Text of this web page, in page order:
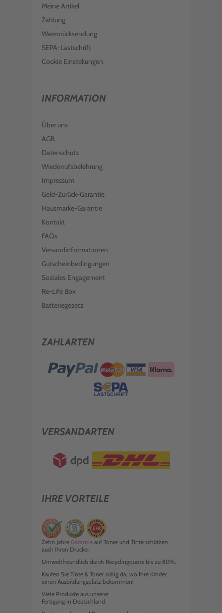
Meine Artikel
Zahlung
Warenrücksendung
SEPA-Lastschrift
Cookie Einstellungen
INFORMATION
Über uns
AGB
Datenschutz
Wiederrufsbelehrung
Impressum
Geld-Zurück-Garantie
Hausmarke-Garantie
Kontakt
FAQs
Versandinformationen
Gutscheinbedingungen
Soziales Engagement
Re-Life Box
Batteriegesetz
ZAHLARTEN
VERSANDARTEN
IHRE VORTEILE
Zehn Jahre Garantie auf Toner und Tinte schützen
auch Ihren Drucker.
Umweltfreundlich durch Recyclingquote bis zu 80%.
Kaufen Sie Tinte & Toner ruhig da, wo Ihre Kinder
einen Ausbildungsplatz bekommen!
Viele Produkte aus unserer
Fertigung in Deutschland.